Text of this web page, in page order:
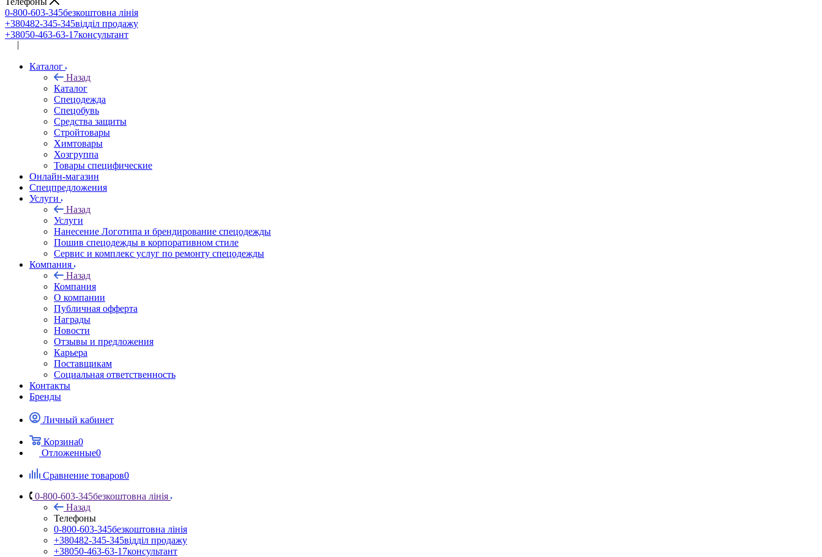
0-800-603-345безкоштовна лінія
+380482-345-345відділ продажу
+38050-463-63-17консультант
|
Каталог
Назад
Каталог
Спецодежда
Спецобувь
Средства защиты
Стройтовары
Химтовары
Хозгруппа
Товары специфические
Онлайн-магазин
Спецпредложения
Услуги
Назад
Услуги
Нанесение Логотипа и брендирование спецодежды
Пошив спецодежды в корпоративном стиле
Сервис и комплекс услуг по ремонту спецодежды
Компания
Назад
Компания
О компании
Публичная офферта
Награды
Новости
Отзывы и предложения
Карьера
Поставщикам
Социальная ответственность
Контакты
Бренды
Личный кабинет
Корзина0
Отложенные0
Сравнение товаров0
0-800-603-345безкоштовна лінія
Назад
Телефоны
0-800-603-345безкоштовна лінія
+380482-345-345відділ продажу
+38050-463-63-17консультант